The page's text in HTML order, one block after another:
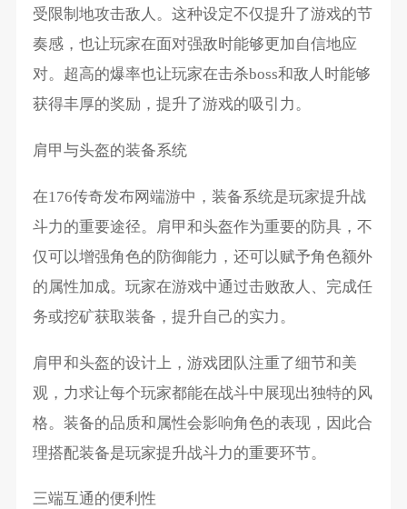
受限制地攻击敌人。这种设定不仅提升了游戏的节
奏感，也让玩家在面对强敌时能够更加自信地应
对。超高的爆率也让玩家在击杀boss和敌人时能够
获得丰厚的奖励，提升了游戏的吸引力。
肩甲与头盔的装备系统
在176传奇发布网端游中，装备系统是玩家提升战
斗力的重要途径。肩甲和头盔作为重要的防具，不
仅可以增强角色的防御能力，还可以赋予角色额外
的属性加成。玩家在游戏中通过击败敌人、完成任
务或挖矿获取装备，提升自己的实力。
肩甲和头盔的设计上，游戏团队注重了细节和美
观，力求让每个玩家都能在战斗中展现出独特的风
格。装备的品质和属性会影响角色的表现，因此合
理搭配装备是玩家提升战斗力的重要环节。
三端互通的便利性